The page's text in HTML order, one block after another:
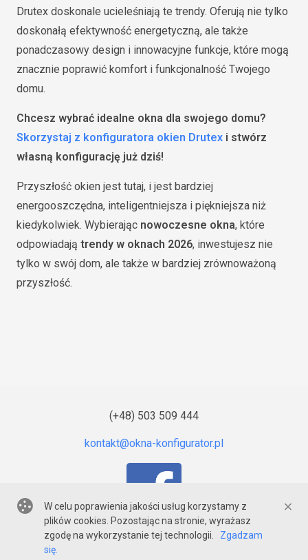
Drutex doskonale ucieleśniają te trendy. Oferują nie tylko
doskonałą efektywność energetyczną, ale także
ponadczasowy design i innowacyjne funkcje, które mogą
znacznie poprawić komfort i funkcjonalność Twojego
domu.
Chcesz wybrać idealne okna dla swojego domu?
Skorzystaj z konfiguratora okien Drutex i stwórz
własną konfigurację już dziś!
Przyszłość okien jest tutaj, i jest bardziej
energooszczędna, inteligentniejsza i piękniejsza niż
kiedykolwiek. Wybierając nowoczesne okna, które
odpowiadają trendy w oknach 2026, inwestujesz nie
tylko w swój dom, ale także w bardziej zrównoważoną
przyszłość.
(+48) 503 509 444
© 2020-2026 Majster Gryfice
W celu poprawienia jakości usług korzystamy z
plików cookies. Pozostając na stronie, wyrażasz
zgodę na wykorzystanie tej technologii. Zgadzam
się.